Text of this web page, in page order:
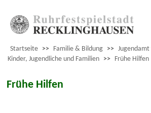
Startseite >> Familie & Bildung >> Jugendamt
Kinder, Jugendliche und Familien >> Frühe Hilfen
Frühe Hilfen